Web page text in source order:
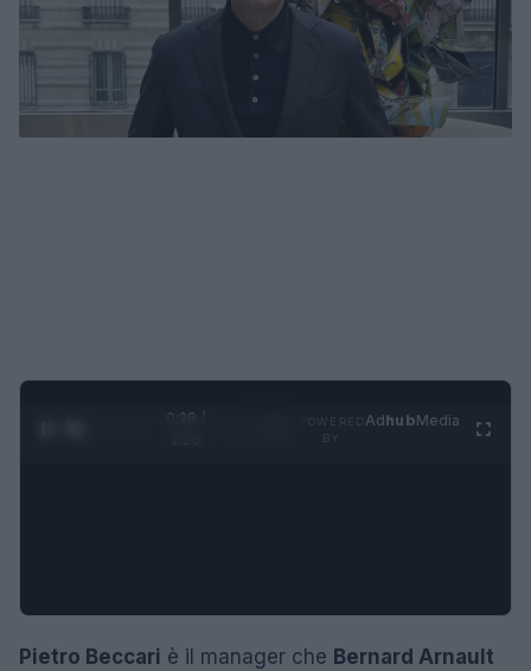
0:29 /
AdhubMedia
Pietro Beccari è il manager che Bernard Arnault